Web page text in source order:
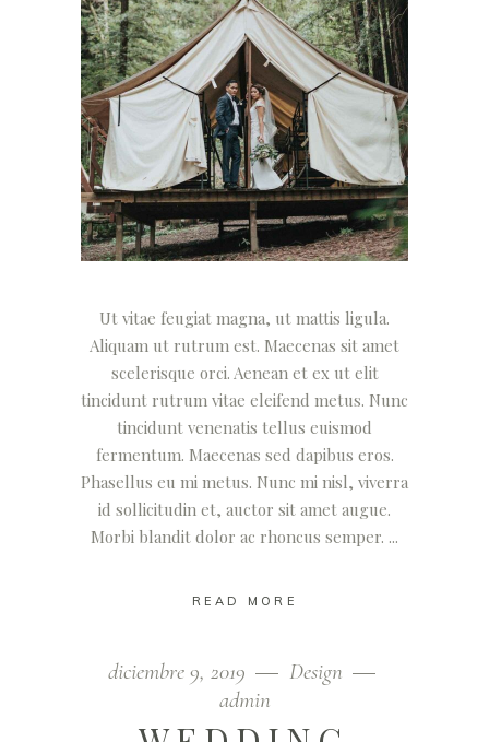
Ut vitae feugiat magna, ut mattis ligula.
Aliquam ut rutrum est. Maecenas sit amet
scelerisque orci. Aenean et ex ut elit
tincidunt rutrum vitae eleifend metus. Nunc
tincidunt venenatis tellus euismod
fermentum. Maecenas sed dapibus eros.
Phasellus eu mi metus. Nunc mi nisl, viverra
id sollicitudin et, auctor sit amet augue.
Morbi blandit dolor ac rhoncus semper.
READ MORE
diciembre 9, 2019
Design
admin